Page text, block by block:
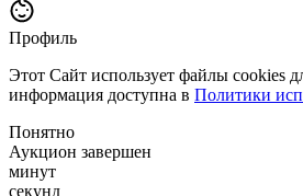
Профиль
Этот Сайт использует файлы cookies
информация доступна в Политики
Понятно
Аукцион завершен
минут
секунд